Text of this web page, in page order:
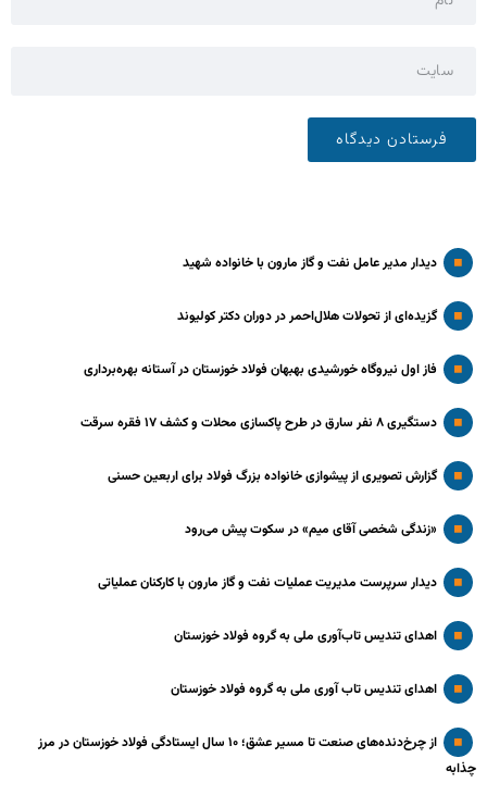
دیدار مدیر عامل نفت و گاز مارون با خانواده شهید
گزیده‌ای از تحولات هلال‌احمر در دوران دکتر کولیوند
فاز اول نیروگاه خورشیدی بهبهان فولاد خوزستان در آستانه بهره‌برداری
دستگیری ۸ نفر سارق در طرح پاکسازی محلات و کشف ۱۷ فقره سرقت
گزارش تصویری از پیشوازی خانواده بزرگ فولاد برای اربعین حسنی
«زندگی شخصی آقای میم» در سکوت پیش می‌رود
دیدار سرپرست مدیریت عملیات نفت و گاز مارون با کارکنان عملیاتی
اهدای تندیس تاب‌آوری ملی به گروه فولاد خوزستان
اهدای تندیس تاب آوری ملی به گروه فولاد خوزستان
از چرخ‌دنده‌های صنعت تا مسیر عشق؛ ۱۰ سال ایستادگی فولاد خوزستان در مرز
چذابه